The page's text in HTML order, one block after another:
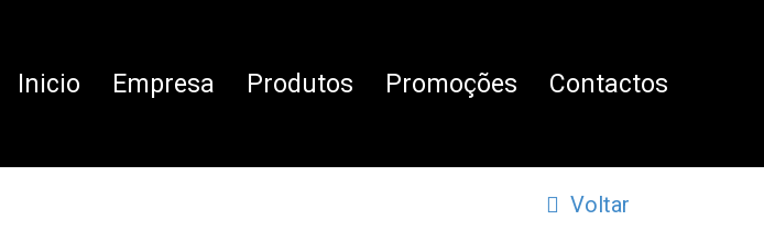
Inicio Empresa Produtos Promoções Contactos
Voltar